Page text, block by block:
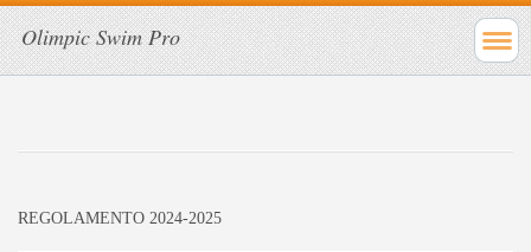
Olimpic Swim Pro
REGOLAMENTO 2024-2025